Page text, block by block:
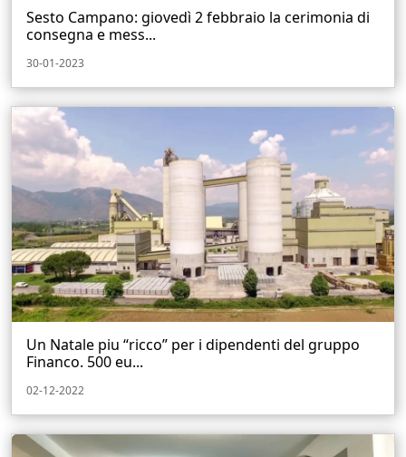
Sesto Campano: giovedì 2 febbraio la cerimonia di
consegna e mess...
30-01-2023
Un Natale piu “ricco” per i dipendenti del gruppo
Financo. 500 eu...
02-12-2022